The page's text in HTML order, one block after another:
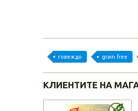
говеждо grain free
КЛИЕНТИТЕ НА